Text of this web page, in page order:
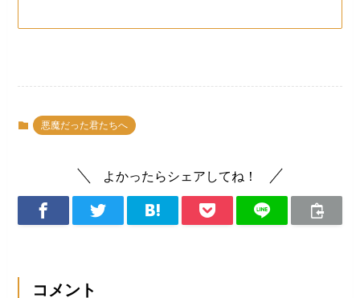
悪魔だった君たちへ
よかったらシェアしてね！
コメント